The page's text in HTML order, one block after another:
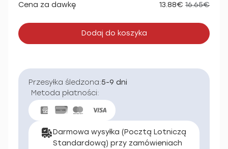
Cena za dawkę 13.88€ 16.65€
Dodaj do koszyka
Przesyłka śledzona:5-9 dni
Metoda płatności:
Darmowa wysyłka (Pocztą Lotniczą
Standardową) przy zamówieniach